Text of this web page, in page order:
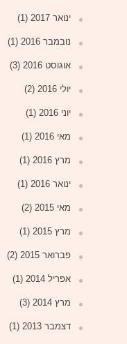
ינואר 2017 (1)
נובמבר 2016 (1)
אוגוסט 2016 (3)
יולי 2016 (2)
יוני 2016 (1)
מאי 2016 (1)
מרץ 2016 (1)
ינואר 2016 (1)
מאי 2015 (2)
מרץ 2015 (1)
פברואר 2015 (2)
אפריל 2014 (1)
מרץ 2014 (3)
דצמבר 2013 (1)